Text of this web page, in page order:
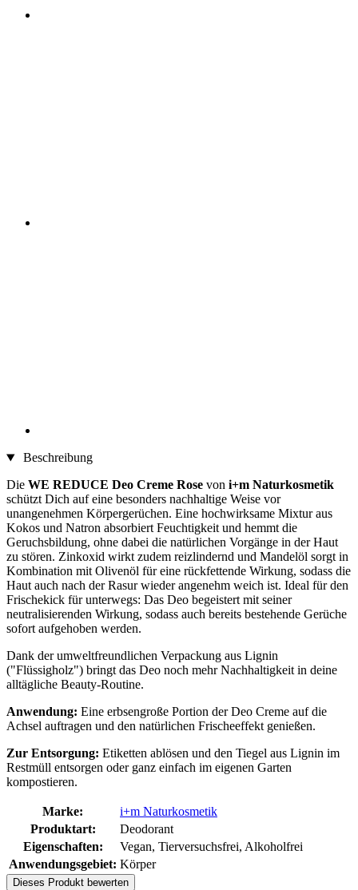
Beschreibung
Die WE REDUCE Deo Creme Rose von i+m Naturkosmetik
schützt Dich auf eine besonders nachhaltige Weise vor
unangenehmen Körpergerüchen. Eine hochwirksame Mixtur aus
Kokos und Natron absorbiert Feuchtigkeit und hemmt die
Geruchsbildung, ohne dabei die natürlichen Vorgänge in der Haut
zu stören. Zinkoxid wirkt zudem reizlindernd und Mandelöl sorgt in
Kombination mit Olivenöl für eine rückfettende Wirkung, sodass die
Haut auch nach der Rasur wieder angenehm weich ist. Ideal für den
Frischekick für unterwegs: Das Deo begeistert mit seiner
neutralisierenden Wirkung, sodass auch bereits bestehende Gerüche
sofort aufgehoben werden.
Dank der umweltfreundlichen Verpackung aus Lignin
("Flüssigholz") bringt das Deo noch mehr Nachhaltigkeit in deine
alltägliche Beauty-Routine.
Anwendung: Eine erbsengroße Portion der Deo Creme auf die
Achsel auftragen und den natürlichen Frischeeffekt genießen.
Zur Entsorgung: Etiketten ablösen und den Tiegel aus Lignin im
Restmüll entsorgen oder ganz einfach im eigenen Garten
kompostieren.
Marke:
i+m Naturkosmetik
Produktart:
Deodorant
Eigenschaften:
Vegan, Tierversuchsfrei, Alkoholfrei
Anwendungsgebiet: Körper
Dieses Produkt bewerten